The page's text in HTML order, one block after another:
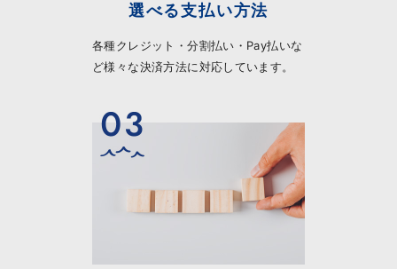
選べる支払い方法
各種クレジット・分割払い・Pay払いな
ど様々な決済方法に対応しています。